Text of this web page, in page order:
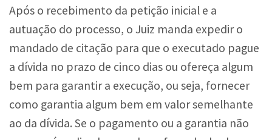
Após o recebimento da petição inicial e a
autuação do processo, o Juiz manda expedir o
mandado de citação para que o executado pague
a dívida no prazo de cinco dias ou ofereça algum
bem para garantir a execução, ou seja, fornecer
como garantia algum bem em valor semelhante
ao da dívida. Se o pagamento ou a garantia não